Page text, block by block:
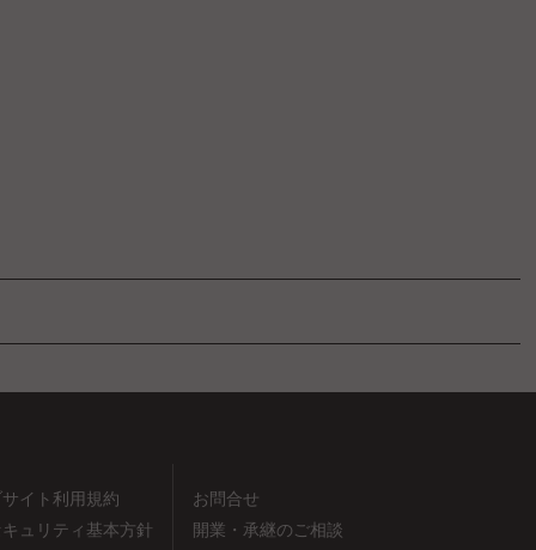
イト利用規約
ュリティ基本方針
お問合せ
開業・承継のご相談